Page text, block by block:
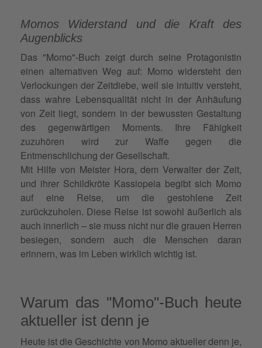
Momos Widerstand und die Kraft des
Augenblicks
Das "Momo"-Buch zeigt durch seine Protagonistin
einen alternativen Weg auf: Momo widersteht den
Verlockungen der Zeitdiebe, weil sie intuitiv versteht,
dass wahre Lebensqualität nicht in der Anhäufung
von Zeit liegt, sondern in der bewussten Gestaltung
des gegenwärtigen Moments. Ihre Fähigkeit
zuzuhören wird zur Waffe gegen die
Entmenschlichung der Gesellschaft.
Mit Hilfe von Meister Hora, dem Verwalter der Zeit,
und ihrer Schildkröte Kassiopeia begibt sich Momo
auf eine Reise, um die gestohlene Zeit
zurückzuholen. Diese Reise ist sowohl äußerlich als
auch innerlich – sie muss nicht nur die grauen Herren
besiegen, sondern auch die Menschen daran
erinnern, was im Leben wirklich wichtig ist.
Warum das "Momo"-Buch heute
aktueller ist denn je
Heute ist die Geschichte von Momo aktueller denn je,